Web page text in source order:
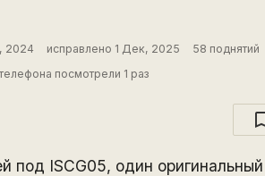
2024 исправлено 1 Дек, 2025
58 поднятий
посмотрели 1 раз
под ISCG05, один